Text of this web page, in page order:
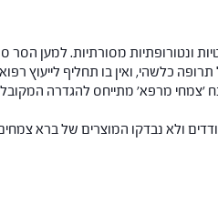
ונטורופתיות מסורתיות. למען הסר
כלשהי, ואין בו תחליף לייעוץ
'צמחי מרפא' מתייחס להגדרה
ולא נבדקו המוצרים של ברא